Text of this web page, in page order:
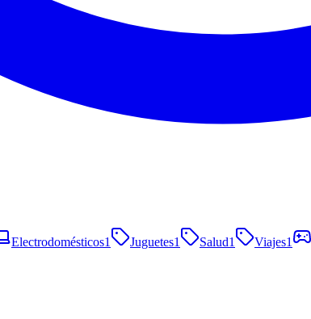
Electrodomésticos1 Juguetes1 Salud1 Viajes1